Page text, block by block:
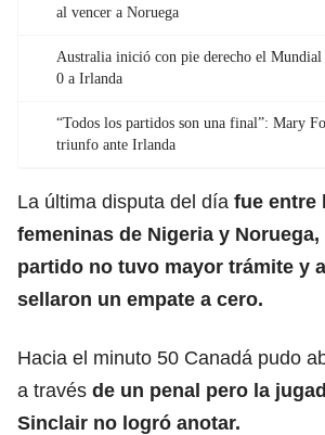
al vencer a Noruega
Australia inició con pie derecho el
0 a Irlanda
“Todos los partidos son una final”: Mary
triunfo ante Irlanda
La última disputa del día fue entre
femeninas de Nigeria y
partido no tuvo mayor trámite y
sellaron un empate a cero.
Hacia el minuto 50 Canadá pudo
a través de un penal pero la
Sinclair no logró anotar.